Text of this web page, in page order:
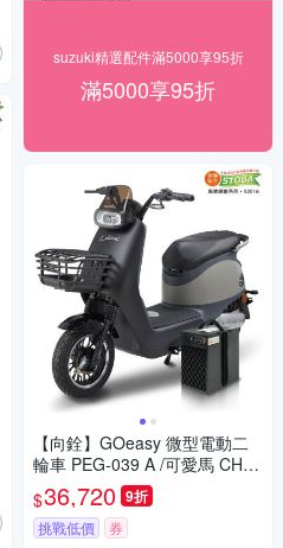
suzuki精選配件滿5000享95折
滿5000享95折
【向銓】GOeasy 微型電動二
輪車 PEG-039 A /可愛馬 CHT-
039 A(電動車)
$36,720 9折
挑戰低價 券